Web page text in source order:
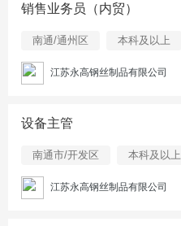
销售业务员（内贸）
南通/通州区 本科及以上
江苏永高钢丝制品有限公司
设备主管
南通市/开发区 本科及以上
江苏永高钢丝制品有限公司